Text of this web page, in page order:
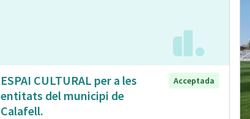
ESPAI CULTURAL per a les
entitats del municipi de
Calafell.
Acceptada